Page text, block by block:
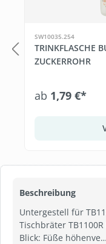
Beschreibung
Untergestell für
Tischbräter
Blick: Füße höhenve…
SW10035.254
TRINKFLASCHE
ZUCKERROHR
ab 1,79 €*